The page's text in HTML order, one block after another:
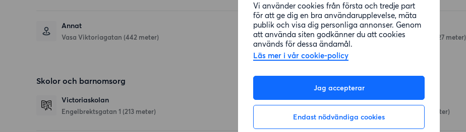
Vi använder cookies från första och tredje part
för att ge dig en bra användarupplevelse, mäta
publik och visa dig personliga annonser. Genom
att använda siten godkänner du att cookies
används för dessa ändamål.
Läs mer i vår cookie-policy
Jag accepterar
Endast nödvändiga cookies
Annat
Vasa Viktoriagatan (442 meter)
Resturang KG Källare
Karl Gustavsgatan 56 (127 meter)
Skolor och barnomsorg
Victoriaskolan
Engelbrektsgatan 1 (213 meter)
Coop Landala
(209 meter)